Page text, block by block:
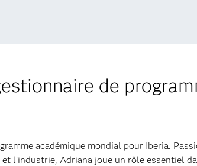
de
académique mondial pour Iberia.
l'industrie, Adriana joue un rôle essentiel